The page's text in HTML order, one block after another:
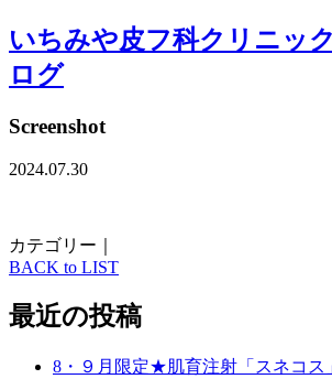
いちみや皮フ科クリニッ
ログ
Screenshot
2024.07.30
カテゴリー｜
BACK to LIST
最近の投稿
8・９月限定★肌育注射「スネコス